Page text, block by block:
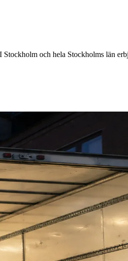
och hela Stockholms län